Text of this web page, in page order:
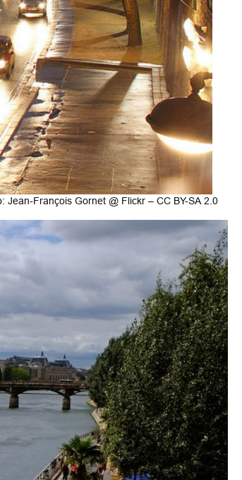
Jean-François Gornet @ Flickr –CC BY-SA 2.0